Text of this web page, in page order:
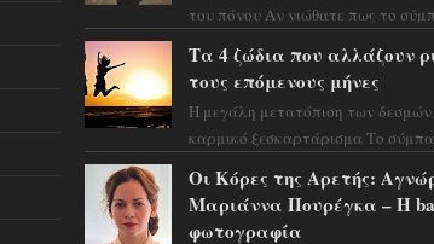
του πόνου Αν νιώθατε πως το
βαθιά α...
Τα 4 ζώδια που αλλάζουν
τους επόμενους μήνες
Η μεγάλη μετατόπιση των δεσμών
καρμικό ξεσκαρτάρισμα Το
προειδοποιεί: οι σελην...
Οι Κόρες της Αρετής:
Μαριάννα Πουρέγκα – H
φωτογραφία